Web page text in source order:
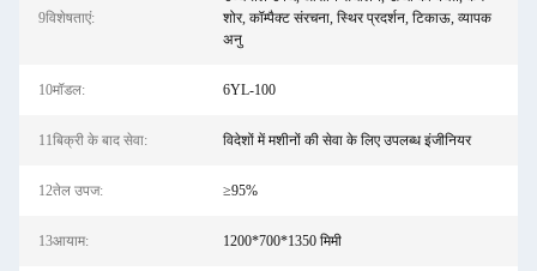
9विशेषताएं:
शोर, कॉम्पैक्ट संरचना, स्थिर प्रदर्शन, टिकाऊ, व्यापक
अनु
10मॉडल: 6YL-100
11बिक्री के बाद सेवा: विदेशों में मशीनों की सेवा के लिए उपलब्ध इंजीनियर
12तेल उपज: ≥95%
13आयाम: 1200*700*1350 मिमी